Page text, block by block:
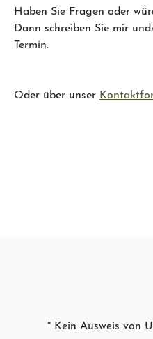
Haben Sie Fragen oder
Dann schreiben Sie mir
Termin.
Oder über unser
* Kein Ausweis von